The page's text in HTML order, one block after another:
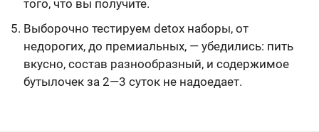
того, что вы получите.
Выборочно тестируем detox наборы, от
недорогих, до премиальных, — убедились: пить
вкусно, состав разнообразный, и содержимое
бутылочек за 2—3 суток не надоедает.